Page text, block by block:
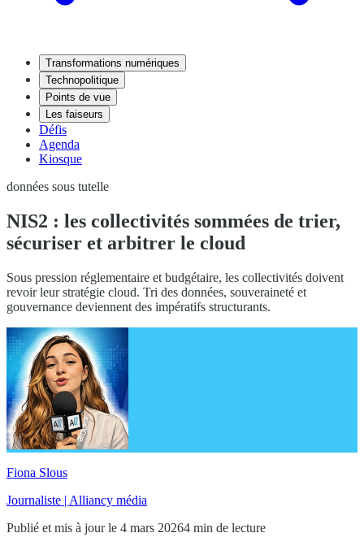
Transformations numériques
Technopolitique
Points de vue
Les faiseurs
Défis
Agenda
Kiosque
données sous tutelle
NIS2 : les collectivités sommées de trier,
sécuriser et arbitrer le cloud
Sous pression réglementaire et budgétaire, les collectivités doivent
revoir leur stratégie cloud. Tri des données, souveraineté et
gouvernance deviennent des impératifs structurants.
Fiona Slous
Journaliste | Alliancy média
Publié et mis à jour le 4 mars 20264 min de lecture